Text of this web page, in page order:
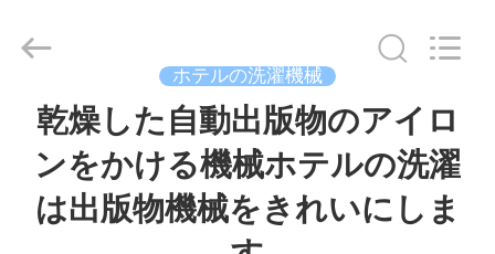
Guangzhou
ホテルの洗濯機械
乾燥した自動出版物のアイロ
ンをかける機械ホテルの洗濯
は出版物機械をきれいにしま